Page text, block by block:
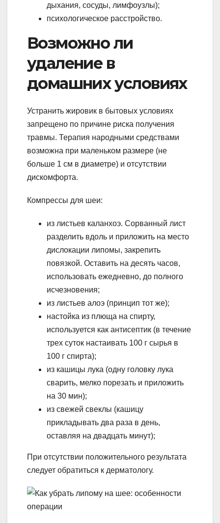
дыхания, сосуды, лимфоузлы);
психологическое расстройство.
Возможно ли
удаление в
домашних условиях
Устранить жировик в бытовых условиях
запрещено по причине риска получения
травмы. Терапия народными средствами
возможна при маленьком размере (не
больше 1 см в диаметре) и отсутствии
дискомфорта.
Компрессы для шеи:
из листьев каланхоэ. Сорванный лист
разделить вдоль и приложить на место
дислокации липомы, закрепить
повязкой. Оставить на десять часов,
использовать ежедневно, до полного
исчезновения;
из листьев алоэ (принцип тот же);
настойка из плюща на спирту,
используется как антисептик (в течение
трех суток настаивать 100 г сырья в
100 г спирта);
из кашицы лука (одну головку лука
сварить, мелко порезать и приложить
на 30 мин);
из свежей свеклы (кашицу
прикладывать два раза в день,
оставляя на двадцать минут);
При отсутствии положительного результата
следует обратиться к дерматологу.